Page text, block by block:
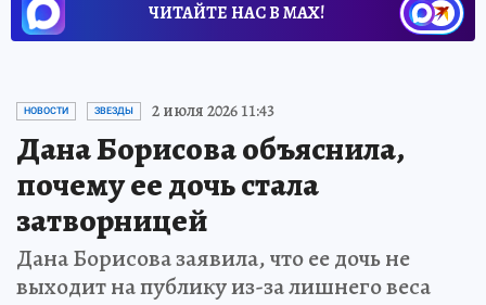
ЧИТАЙТЕ НАС В МАХ!
НОВОСТИ ЗВЕЗДЫ 2 июля 2026 11:43
Дана Борисова объяснила,
почему ее дочь стала
затворницей
Дана Борисова заявила, что ее дочь не
выходит на публику из-за лишнего веса